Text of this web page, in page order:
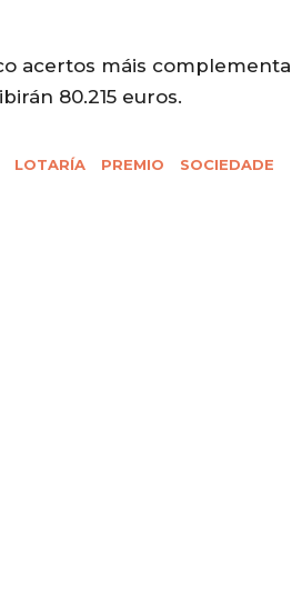
acertos máis
80.215 euros.
LOTARÍA PREMIO SOCIEDADE